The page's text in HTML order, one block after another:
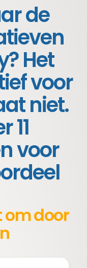
de
Het
voor
niet.
11
voor
om door